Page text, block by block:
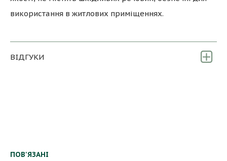
використання в житлових приміщеннях.
ВІДГУКИ
ПОВ'ЯЗАНІ